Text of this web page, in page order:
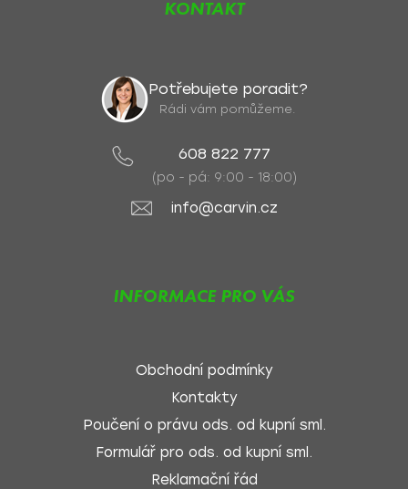
KONTAKT
Potřebujete poradit?
Rádi vám pomůžeme.
608 822 777
(po - pá: 9:00 - 18:00)
info@carvin.cz
INFORMACE PRO VÁS
Obchodní podmínky
Kontakty
Poučení o právu ods. od kupní sml.
Formulář pro ods. od kupní sml.
Reklamační řád